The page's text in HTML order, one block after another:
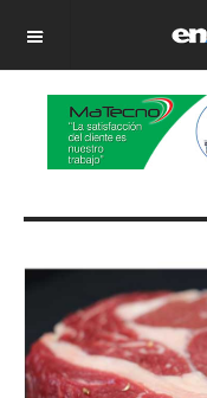
OFF CANVAS